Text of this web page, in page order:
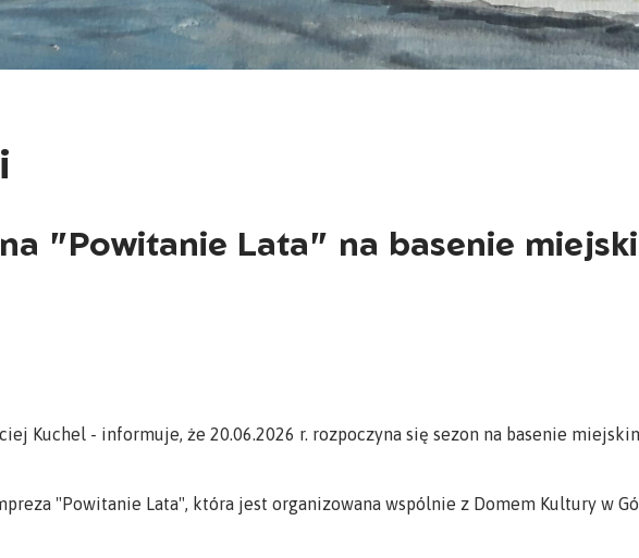
"Powitanie Lata" na basenie
Kuchel - informuje, że 20.06.2026 r. rozpoczyna się sezon na basenie
"Powitanie Lata", która jest organizowana wspólnie z Domem Kultury w